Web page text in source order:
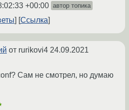
+00:00 автор топика
Ссылка
от rurikovi4 24.09.2021
Сам не смотрел, но думаю